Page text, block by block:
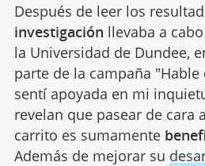
Después de leer los
investigación llevaba a
la Universidad de Dundee,
parte de la campaña
sentí apoyada en mi
revelan que pasear de cara
carrito es sumamente
Además de mejorar su